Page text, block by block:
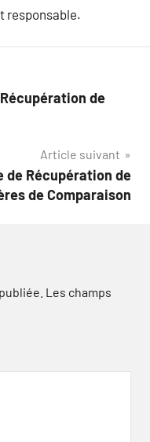
responsable.
de
Article suivant
de Récupération de
de Comparaison
Les champs